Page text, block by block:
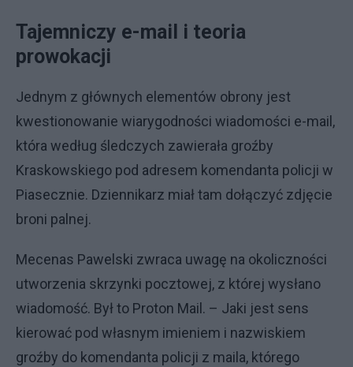
Tajemniczy e-mail i teoria
prowokacji
Jednym z głównych elementów obrony jest
kwestionowanie wiarygodności wiadomości e-mail,
która według śledczych zawierała groźby
Kraskowskiego pod adresem komendanta policji w
Piasecznie. Dziennikarz miał tam dołączyć zdjęcie
broni palnej.
Mecenas Pawelski zwraca uwagę na okoliczności
utworzenia skrzynki pocztowej, z której wysłano
wiadomość. Był to Proton Mail. – Jaki jest sens
kierować pod własnym imieniem i nazwiskiem
groźby do komendanta policji z maila, którego